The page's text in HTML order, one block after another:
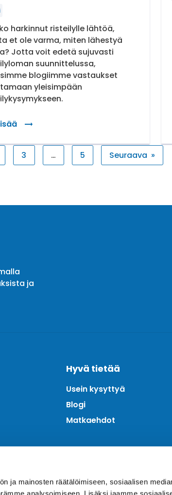
ja mainosten räätälöimiseen, sosiaalisen
harkinnut risteilylle lähtöä,
et ole varma, miten lähestyä
Jotta voit edetä sujuvasti
suunnittelussa,
blogiimme vastaukset
yleisimpään
kysyt, me vastaamme – usein kysytyt
3 … 5 Seuraava »
ja
Hyvä tietää
Usein kysyttyä
Blogi
Matkaehdot